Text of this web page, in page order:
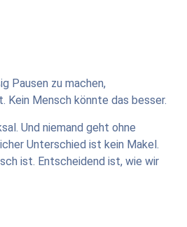
Pausen zu machen,
Kein Mensch könnte das besser.
Und niemand geht ohne
Unterschied ist kein Makel.
ist. Entscheidend ist, wie wir